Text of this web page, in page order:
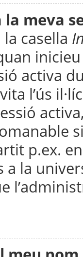
meva
casella
inicieu
activa
l’ús
p.ex.
a la